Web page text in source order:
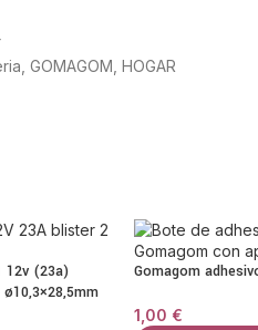
de uso superior gracias
es capaz de unir con éxito
y metal. Posteriormente, notarás
el pegado se quiebre ante
imprescindible para el
detalles que marcan la
este adhesivo universal
GOMAGOM HOGAR
12v (23a)
Gomagom
1,00 €